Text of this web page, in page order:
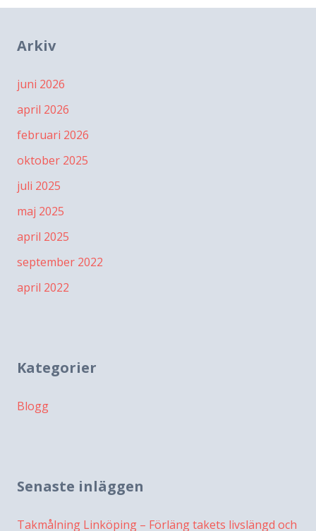
Arkiv
juni 2026
april 2026
februari 2026
oktober 2025
juli 2025
maj 2025
april 2025
september 2022
april 2022
Kategorier
Blogg
Senaste inläggen
Takmålning Linköping – Förläng takets livslängd och